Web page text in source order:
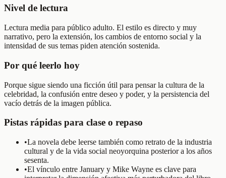
Nivel de lectura
Lectura media para público adulto. El estilo es directo y muy
narrativo, pero la extensión, los cambios de entorno social y la
intensidad de sus temas piden atención sostenida.
Por qué leerlo hoy
Porque sigue siendo una ficción útil para pensar la cultura de la
celebridad, la confusión entre deseo y poder, y la persistencia del
vacío detrás de la imagen pública.
Pistas rápidas para clase o repaso
•La novela debe leerse también como retrato de la industria
cultural y de la vida social neoyorquina posterior a los años
sesenta.
•El vínculo entre January y Mike Wayne es clave para